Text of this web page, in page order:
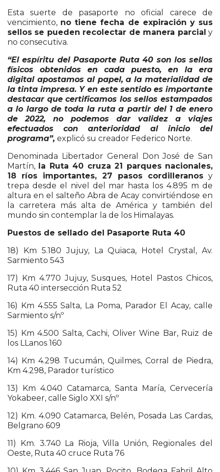
Esta suerte de pasaporte no oficial carece de
vencimiento, no tiene fecha de expiración y sus
sellos se pueden recolectar de manera parcial y
no consecutiva.
“El espíritu del Pasaporte Ruta 40 son los sellos
físicos obtenidos en cada puesto, en la era
digital apostamos al papel, a la materialidad de
la tinta impresa. Y en este sentido es importante
destacar que certificamos los sellos estampados
a lo largo de toda la ruta a partir del 1 de enero
de 2022, no podemos dar validez a viajes
efectuados con anterioridad al inicio del
programa”, explicó su creador Federico Norte.
Denominada Libertador General Don José de San
Martín, la Ruta 40 cruza 21 parques nacionales,
18 ríos importantes, 27 pasos cordilleranos y
trepa desde el nivel del mar hasta los 4.895 m de
altura en el salteño Abra de Acay convirtiéndose en
la carretera más alta de América y también del
mundo sin contemplar la de los Himalayas.
Puestos de sellado del Pasaporte Ruta 40
18) Km 5.180 Jujuy, La Quiaca, Hotel Crystal, Av.
Sarmiento 543
17) Km 4.770 Jujuy, Susques, Hotel Pastos Chicos,
Ruta 40 intersección Ruta 52
16) Km 4.555 Salta, La Poma, Parador El Acay, calle
Sarmiento s/nº
15) Km 4.500 Salta, Cachi, Oliver Wine Bar, Ruiz de
los LLanos 160
14) Km 4.298 Tucumán, Quilmes, Corral de Piedra,
Km 4.298, Parador turístico
13) Km 4.040 Catamarca, Santa María, Cervecería
Yokabeer, calle Siglo XXI s/nº
12) Km. 4.090 Catamarca, Belén, Posada Las Cardas,
Belgrano 609
11) Km. 3.740 La Rioja, Villa Unión, Regionales del
Oeste, Ruta 40 cruce Ruta 76